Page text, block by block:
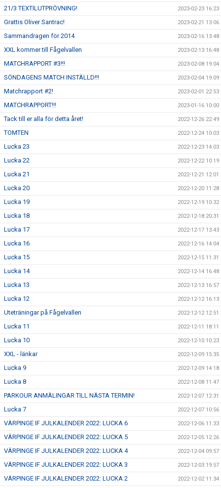
21/3 TEXTILUTPRÖVNING! 2023-02-23 16:23
Grattis Oliver Santrac! 2023-02-21 13:06
Sammandragen för 2014 2023-02-16 13:48
XXL kommer till Fågelvallen 2023-02-13 16:48
MATCHRAPPORT #3!!! 2023-02-08 19:04
SÖNDAGENS MATCH INSTÄLLD!!! 2023-02-04 19:09
Matchrapport #2! 2023-02-01 22:53
MATCHRAPPORT!!! 2023-01-16 10:00
Tack till er alla för detta året! 2022-12-26 22:49
TOMTEN 2022-12-24 10:03
Lucka 23 2022-12-23 14:03
Lucka 22 2022-12-22 10:19
Lucka 21 2022-12-21 12:01
Lucka 20 2022-12-20 11:28
Lucka 19 2022-12-19 10:32
Lucka 18 2022-12-18 20:31
Lucka 17 2022-12-17 13:43
Lucka 16 2022-12-16 14:04
Lucka 15 2022-12-15 11:31
Lucka 14 2022-12-14 16:48
Lucka 13 2022-12-13 16:57
Lucka 12 2022-12-12 16:13
Uteträningar på Fågelvallen 2022-12-12 12:51
Lucka 11 2022-12-11 18:11
Lucka 10 2022-12-10 10:23
XXL - länkar 2022-12-09 15:35
Lucka 9 2022-12-09 14:18
Lucka 8 2022-12-08 11:47
PARKOUR ANMÄLINGAR TILL NÄSTA TERMIN! 2022-12-07 12:31
Lucka 7 2022-12-07 10:56
VÄRPINGE IF JULKALENDER 2022: LUCKA 6 2022-12-06 11:33
VÄRPINGE IF JULKALENDER 2022: LUCKA 5 2022-12-05 12:26
VÄRPINGE IF JULKALENDER 2022: LUCKA 4 2022-12-04 09:57
VÄRPINGE IF JULKALENDER 2022: LUCKA 3 2022-12-03 19:57
VÄRPINGE IF JULKALENDER 2022: LUCKA 2 2022-12-02 11:34